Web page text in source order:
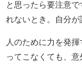
と思ったら要注意
れないとき。自分が
人のために力を発
ってこなくても、